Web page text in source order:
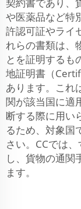
や医薬品など特
許認可証やライ
れらの書類は、
とを証明するも
地証明書（
あります。これ
関が該当国に適
断する際に用い
るため、対象国
さい。CCでは
し、貨物の通関
ます。